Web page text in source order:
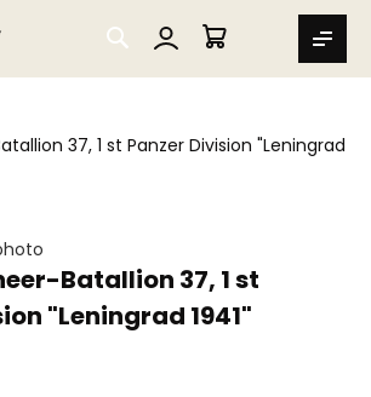
SEARCH
MIN VARUKORG
37, 1 st Panzer Division "Leningrad
Batallion 37, 1 st
"Leningrad 1941"